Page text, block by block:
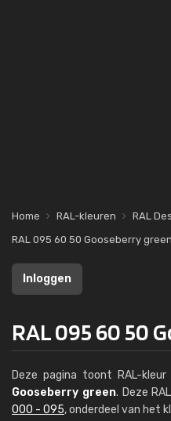
Home RAL-kleuren RAL
RAL 095 60 50 Gooseberry green
Inloggen
RAL 095 60 50
Deze pagina toont RAL-kleur
Gooseberry green. Deze
000 - 095, onderdeel van het